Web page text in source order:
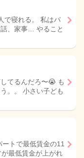
で寝れる。 私はパ
、家事… やること
てるんだろ〜😭 も
。。 小さい子ども
トで最低賃金の11
最低賃金が上がれ